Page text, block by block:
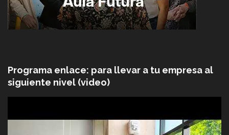
Programa enlace: para llevar a tu empresa al
siguiente nivel (video)